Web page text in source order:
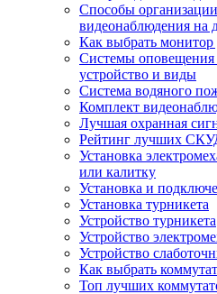
Способы
видеонаблюдения на
Как выбрать
Системы оповещения
устройство и виды
Система водяного
Комплект
Лучшая охранная
Рейтинг лучших
Установка
или калитку
Установка и
Установка турникета
Устройство турникета
Устройство
Устройство
Как выбрать
Топ лучших